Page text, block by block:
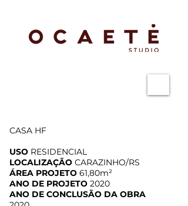
CASA HF
USO RESIDENCIAL
LOCALIZAÇÃO CARAZINHO/RS
ÁREA PROJETO 61,80m²
ANO DE PROJETO 2020
ANO DE CONCLUSÃO DA OBRA